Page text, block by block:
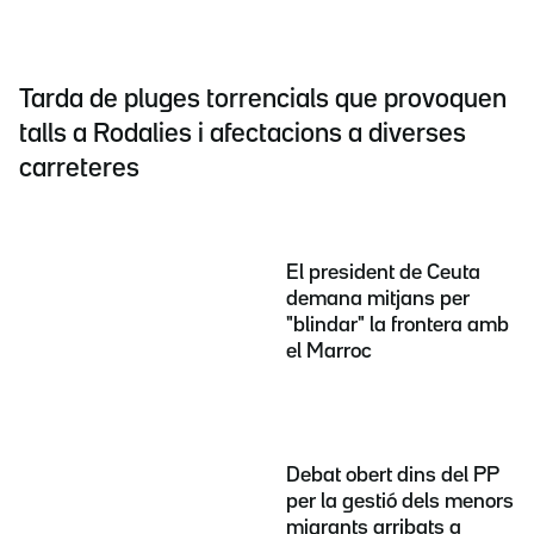
Tarda de pluges torrencials que provoquen
talls a Rodalies i afectacions a diverses
carreteres
El president de Ceuta
demana mitjans per
"blindar" la frontera amb
el Marroc
Debat obert dins del PP
per la gestió dels menors
migrants arribats a